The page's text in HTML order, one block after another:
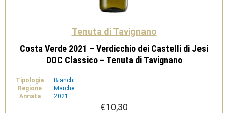
Tenuta di Tavignano
Costa Verde 2021 – Verdicchio dei Castelli di Jesi
DOC Classico – Tenuta di Tavignano
Tipologia
Bianchi
Regione
Marche
Annata
2021
€10,30